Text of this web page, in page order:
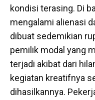
kondisi terasing. Di
mengalami alienasi
dibuat sedemikian
pemilik modal yang
terjadi akibat dari
kegiatan kreatifnya
dihasilkannya.